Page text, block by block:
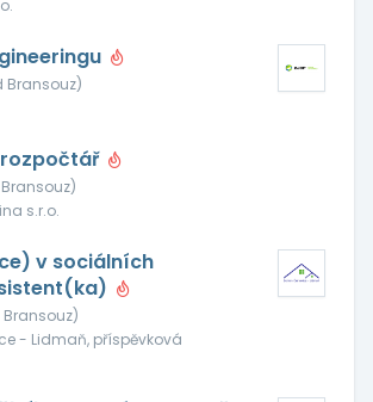
Bransouz)
s.r.o.
v sociálních
Bransouz)
- Lidmaň, příspěvková